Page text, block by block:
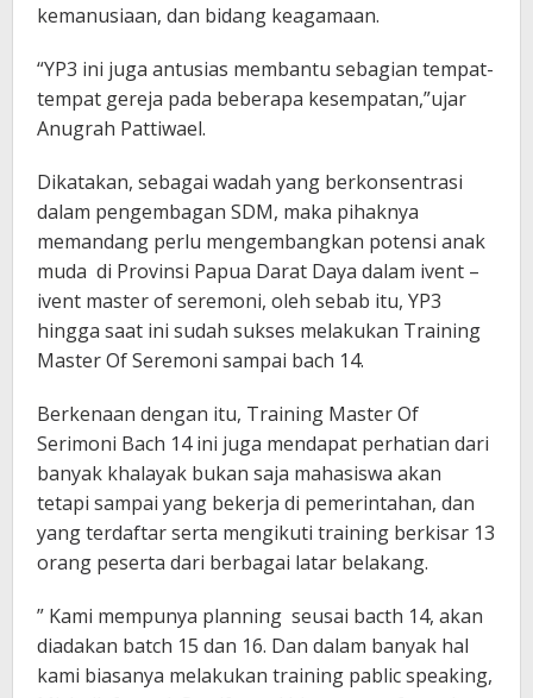
kemanusiaan, dan bidang keagamaan.
“YP3 ini juga antusias membantu sebagian tempat-
tempat gereja pada beberapa kesempatan,”ujar
Anugrah Pattiwael.
Dikatakan, sebagai wadah yang berkonsentrasi
dalam pengembagan SDM, maka pihaknya
memandang perlu mengembangkan potensi anak
muda di Provinsi Papua Darat Daya dalam ivent –
ivent master of seremoni, oleh sebab itu, YP3
hingga saat ini sudah sukses melakukan Training
Master Of Seremoni sampai bach 14.
Berkenaan dengan itu, Training Master Of
Serimoni Bach 14 ini juga mendapat perhatian dari
banyak khalayak bukan saja mahasiswa akan
tetapi sampai yang bekerja di pemerintahan, dan
yang terdaftar serta mengikuti training berkisar 13
orang peserta dari berbagai latar belakang.
” Kami mempunya planning seusai bacth 14, akan
diadakan batch 15 dan 16. Dan dalam banyak hal
kami biasanya melakukan training pablic speaking,